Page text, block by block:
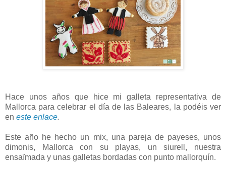
Hace unos años que hice mi galleta representativa de
Mallorca para celebrar el día de las Baleares, la podéis ver
en este enlace.
Este año he hecho un mix, una pareja de payeses, unos
dimonis, Mallorca con su playas, un siurell, nuestra
ensaïmada y unas galletas bordadas con punto mallorquín.